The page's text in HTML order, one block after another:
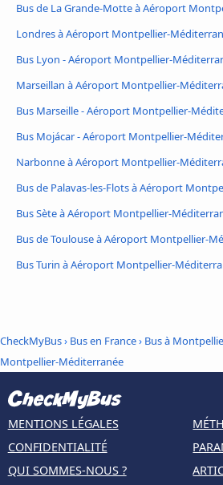
Bus de La Grande-Motte à Aéroport
Londres à Aéroport Montpellier-
Bus Lyon - Aéroport Montpellier-
Marseillan à Aéroport Montpellier-
Bus Marseille - Aéroport Montpellier-
Bus Mojácar - Aéroport Montpellier-
Narbonne à Aéroport Montpellier-
Bus de Palavas-les-Flots à Aéroport
Bus Sète à Aéroport Montpellier-
Bus de Toulouse à Aéroport Montpellier-
Bus Turin à Aéroport Montpellier-
CheckMyBus› Bus en France› Bus à
Montpellier-Méditerranée
MENTIONS LÉGALES
CONFIDENTIALITÉ
QUI SOMMES-NOUS ?